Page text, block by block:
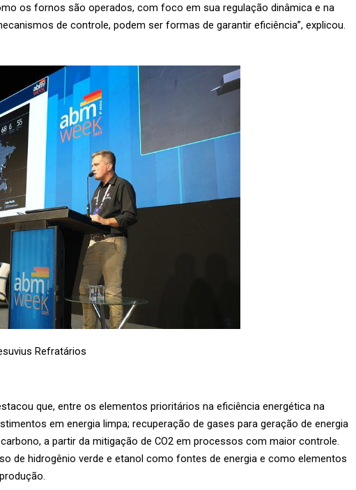
os fornos são operados, com foco em sua regulação dinâmica e na
de controle, podem ser formas de garantir eficiência”, explicou.
Refratários
que, entre os elementos prioritários na eficiência energética na
em energia limpa; recuperação de gases para geração de energia
a partir da mitigação de CO2 em processos com maior controle.
de hidrogênio verde e etanol como fontes de energia e como elementos